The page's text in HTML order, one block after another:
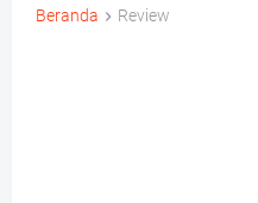
Beranda Review